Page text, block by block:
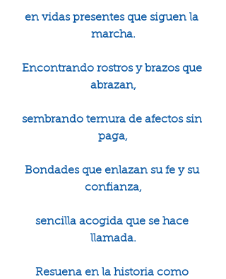
en vidas presentes que siguen la
marcha.
Encontrando rostros y brazos que
abrazan,
sembrando ternura de afectos sin
paga,
Bondades que enlazan su fe y su
confianza,
sencilla acogida que se hace
llamada.
Resuena en la historia como